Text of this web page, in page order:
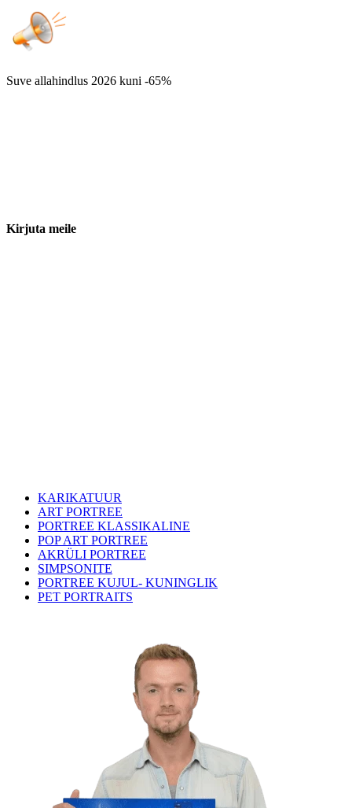
Suve allahindlus 2026 kuni -65%
Kirjuta meile
KARIKATUUR
ART PORTREE
PORTREE KLASSIKALINE
POP ART PORTREE
AKRÜLI PORTREE
SIMPSONITE
PORTREE KUJUL- KUNINGLIK
PET PORTRAITS